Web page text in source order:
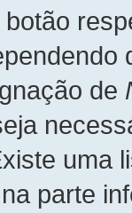
de
uma
parte